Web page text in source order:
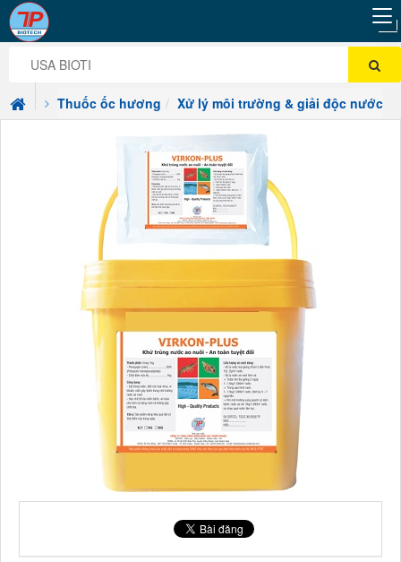
Thuốc ốc hương Xử lý môi trường & giải độc nước